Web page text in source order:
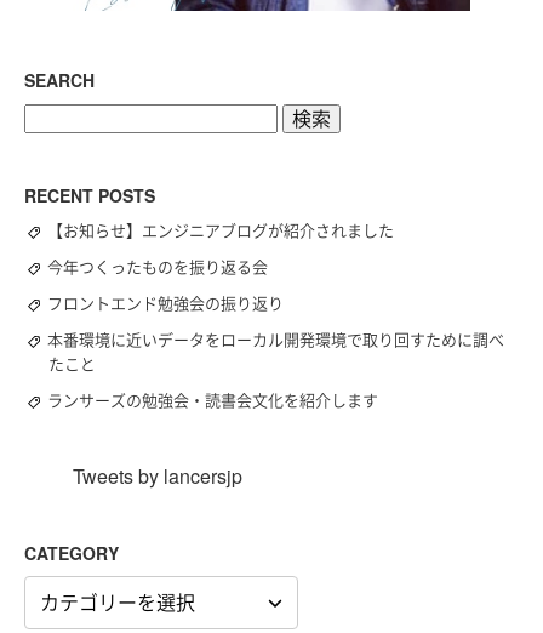
SEARCH
RECENT POSTS
【お知らせ】エンジニアブログが紹介されました
今年つくったものを振り返る会
フロントエンド勉強会の振り返り
本番環境に近いデータをローカル開発環境で取り回すために調べ
たこと
ランサーズの勉強会・読書会文化を紹介します
Tweets by lancersjp
CATEGORY
CATEGORY